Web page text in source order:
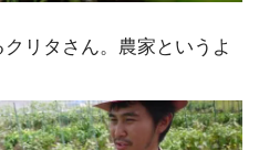
リタさん。農家というよ